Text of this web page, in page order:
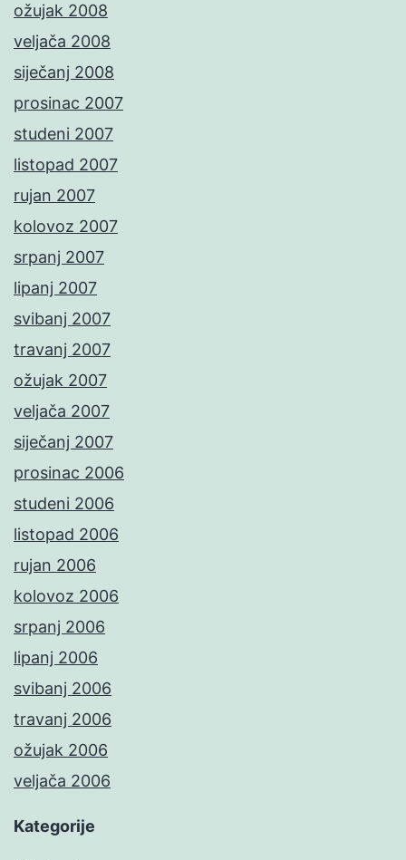
ožujak 2008
veljača 2008
siječanj 2008
prosinac 2007
studeni 2007
listopad 2007
rujan 2007
kolovoz 2007
srpanj 2007
lipanj 2007
svibanj 2007
travanj 2007
ožujak 2007
veljača 2007
siječanj 2007
prosinac 2006
studeni 2006
listopad 2006
rujan 2006
kolovoz 2006
srpanj 2006
lipanj 2006
svibanj 2006
travanj 2006
ožujak 2006
veljača 2006
Kategorije